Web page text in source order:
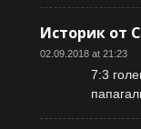
Историк от
02.09.2018 at 21:23
7:3